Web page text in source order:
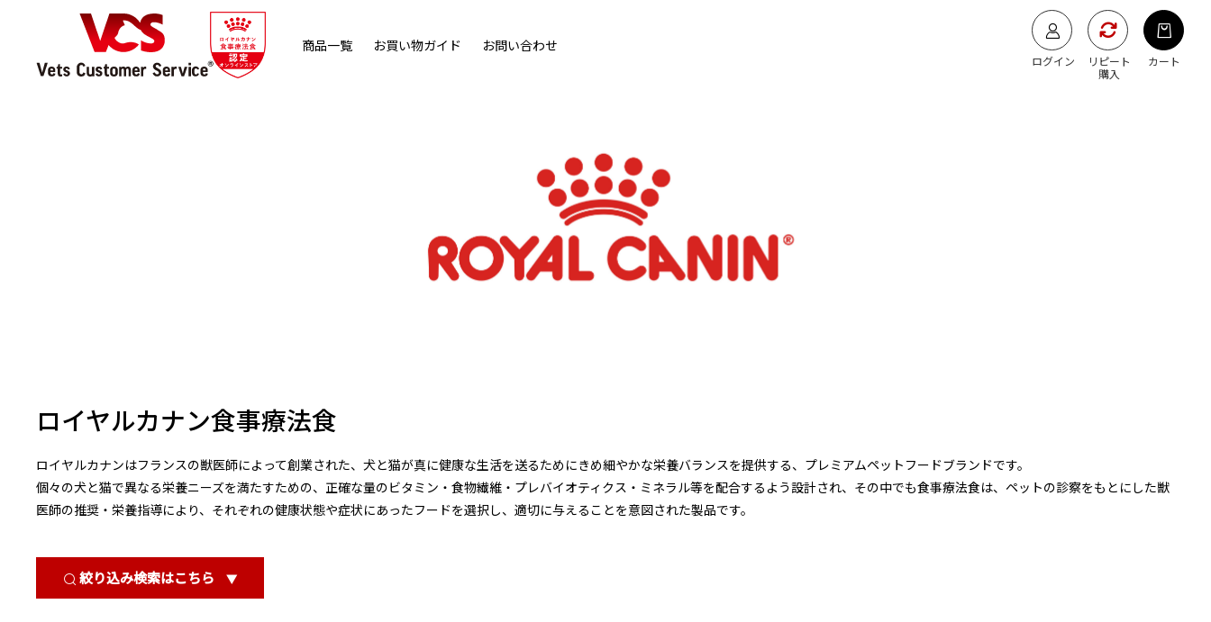
商品一覧 お買い物ガイド お問い合わせ
ログイン
リピート
購入
カート
ロイヤルカナン食事療法食
ロイヤルカナンはフランスの獣医師によって創業された、犬と猫が真に健康な生活を送るためにきめ細やかな栄養バランスを提供する、プレミアムペットフードブランドです。
個々の犬と猫で異なる栄養ニーズを満たすための、正確な量のビタミン・食物繊維・プレバイオティクス・ミネラル等を配合するよう設計され、その中でも食事療法食は、ペットの診察をもとにした獣
医師の推奨・栄養指導により、それぞれの健康状態や症状にあったフードを選択し、適切に与えることを意図された製品です。
絞り込み検索はこちら ▼